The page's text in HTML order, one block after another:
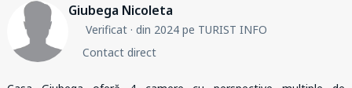
Giubega Nicoleta
Verificat· din 2024 pe TURIST INFO
Contact direct